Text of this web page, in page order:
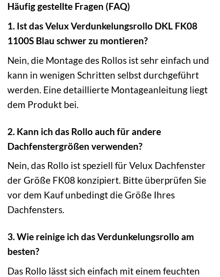
Häufig gestellte Fragen (FAQ)
1. Ist das Velux Verdunkelungsrollo DKL FK08
1100S Blau schwer zu montieren?
Nein, die Montage des Rollos ist sehr einfach und
kann in wenigen Schritten selbst durchgeführt
werden. Eine detaillierte Montageanleitung liegt
dem Produkt bei.
2. Kann ich das Rollo auch für andere
Dachfenstergrößen verwenden?
Nein, das Rollo ist speziell für Velux Dachfenster
der Größe FK08 konzipiert. Bitte überprüfen Sie
vor dem Kauf unbedingt die Größe Ihres
Dachfensters.
3. Wie reinige ich das Verdunkelungsrollo am
besten?
Das Rollo lässt sich einfach mit einem feuchten